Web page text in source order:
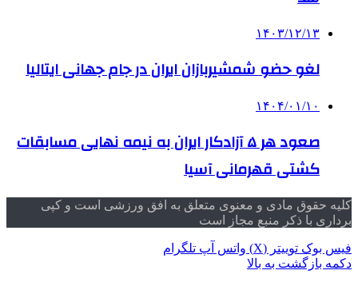
۱۴۰۳/۱۲/۱۳
لغو حضو شمشیربازان ایران در جام جهانی ایتالیا
۱۴۰۴/۰۱/۱۰
صعود هر ۵ آزادکار ایران به نیمه نهایی مسابقات
کشتی قهرمانی آسیا
کلیه حقوق مادی و معنوی متعلق به افق ورزشی است و کپی
برداری با ذکر منبع مجاز است
فیس بوک توییتر (X) واتس آپ تلگرام
دکمه بازگشت به بالا